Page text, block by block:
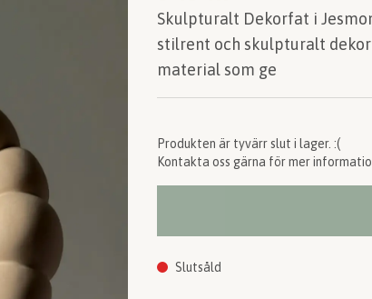
Skulpturalt Dekorfat i
stilrent och skulpturalt
material som ge
Produkten är tyvärr slut i lager. :(
Kontakta oss gärna för mer
Slutsåld